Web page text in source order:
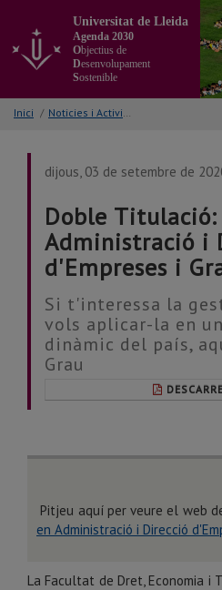
contingut
principal
la
pàgina
Universitat de Lleida
Agenda 2030
Objectius de
Desenvolupament
Sostenible
Inici / Noticies i Activitats/Accions
dijous, 03 de setembre de
Doble Titulació:
Administració i
d'Empreses i
Si t'interessa la
vols aplicar-la en
dinàmic del país,
Grau
Pitjeu aquí per veure el web
en Administració i Direcció
La Facultat de Dret, Economia i